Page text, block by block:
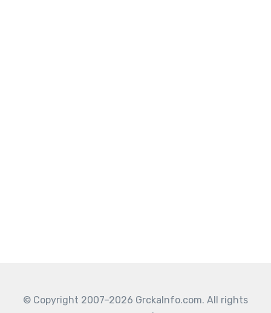
© Copyright 2007–2026 GrckaInfo.com. All rights